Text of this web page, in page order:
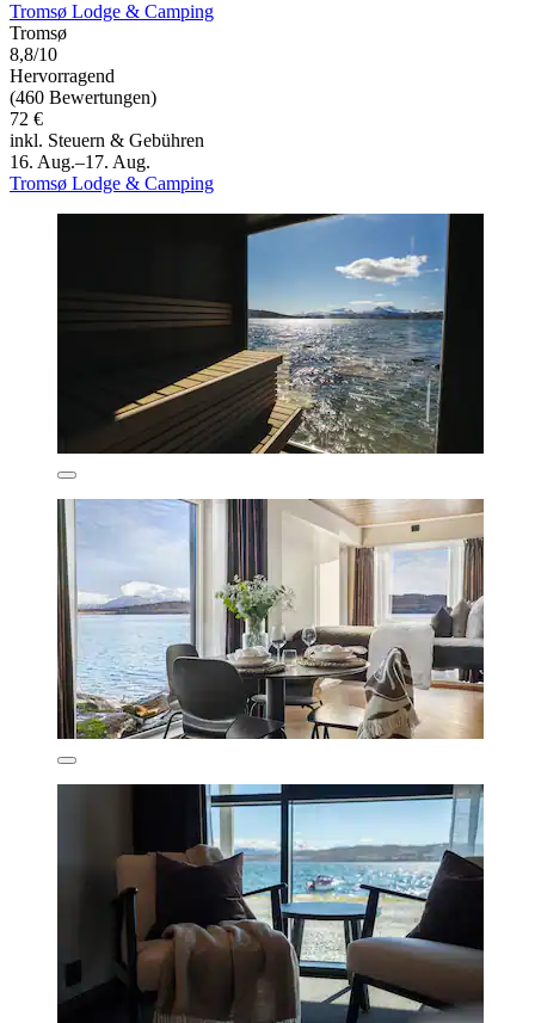
Tromsø Lodge & Camping
Tromsø
8,8/10
Hervorragend
(460 Bewertungen)
72 €
inkl. Steuern & Gebühren
16. Aug.–17. Aug.
Tromsø Lodge & Camping